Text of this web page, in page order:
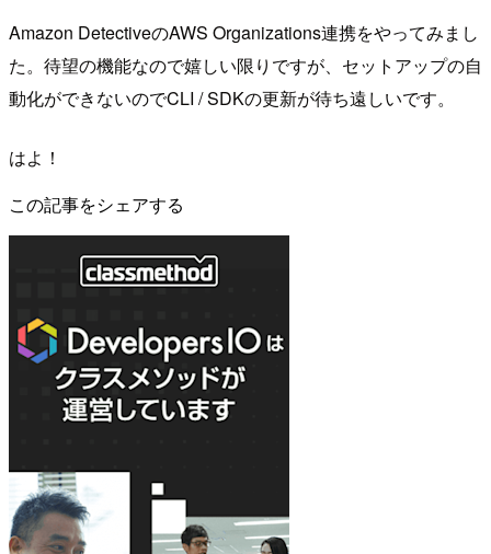
Amazon DetectiveのAWS Organizations連携をやってみまし
た。待望の機能なので嬉しい限りですが、セットアップの自
動化ができないのでCLI / SDKの更新が待ち遠しいです。
はよ！
この記事をシェアする